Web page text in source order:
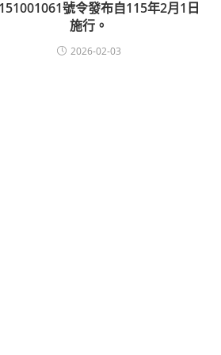
號令發布自115年2月1日
施行。
2026-02-03